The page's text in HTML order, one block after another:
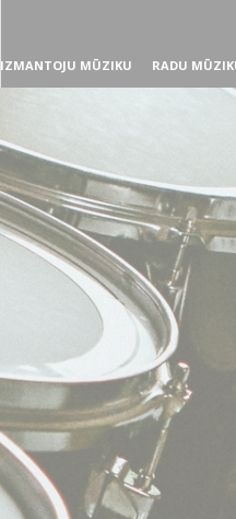
IZMANTOJU MŪZIKU RADU